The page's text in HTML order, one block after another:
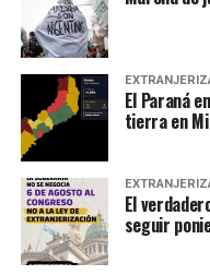
El Paraná
tierra en
El
seguir